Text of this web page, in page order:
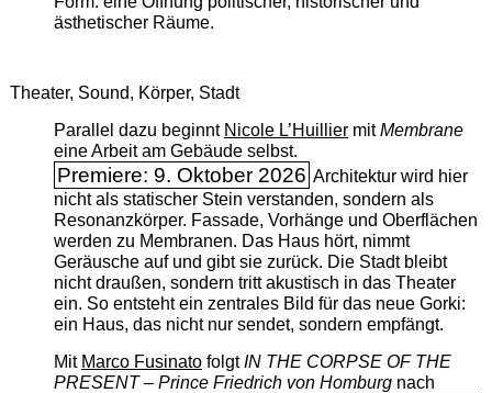
ästhetischer Räume.
Theater, Sound, Körper, Stadt
Parallel dazu beginnt Nicole L’Huilliermit ­Membrane
eine Arbeit am Gebäude selbst.
Premiere: 9. Oktober 2026 Architektur wird hier
nicht als statischer Stein verstanden, sondern als
Resonanzkörper. Fassade, Vorhänge und Oberflächen
werden zu Membranen. Das Haus hört, nimmt
Geräusche auf und gibt sie zurück. Die Stadt bleibt
nicht draußen, sondern tritt akustisch in das Theater
ein. So entsteht ein zentrales Bild für das neue Gorki:
ein Haus, das nicht nur sendet, sondern empfängt.
Mit Marco FusinatofolgtIN THE CORPSE OF THE
PRESENT – Prince Friedrich von Homburgnach